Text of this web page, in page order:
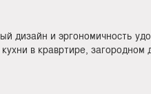
и эргономичность
в кравртире,